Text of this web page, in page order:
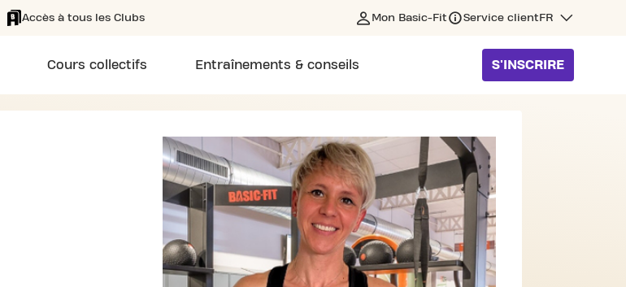
Accès à tous les Clubs Mon Basic-Fit Service client FR
Cours collectifs Entraînements & conseils S'INSCRIRE